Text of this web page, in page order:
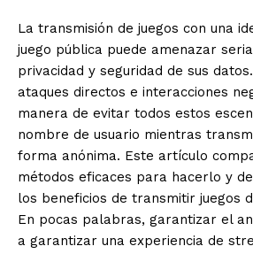
La transmisión de juegos con una
juego pública puede amenazar
privacidad y seguridad de sus
ataques directos e interacciones
manera de evitar todos estos
nombre de usuario mientras
forma anónima. Este artículo
métodos eficaces para hacerlo y
los beneficios de transmitir juegos
En pocas palabras, garantizar el
a garantizar una experiencia de